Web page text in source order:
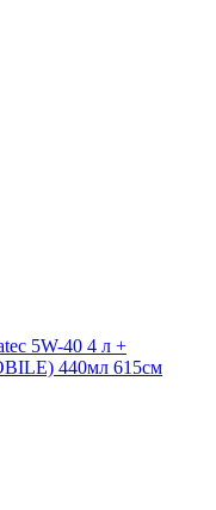
5W-40 4 л +
440мл 615см